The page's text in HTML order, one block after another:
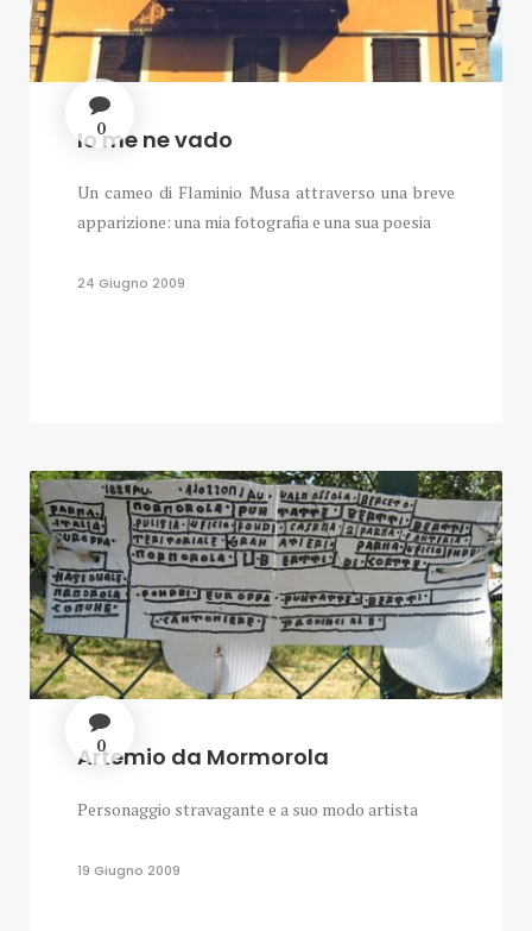
0
Io me ne vado
Un cameo di Flaminio Musa attraverso una breve
apparizione: una mia fotografia e una sua poesia
24 Giugno 2009
0
Artemio da Mormorola
Personaggio stravagante e a suo modo artista
19 Giugno 2009